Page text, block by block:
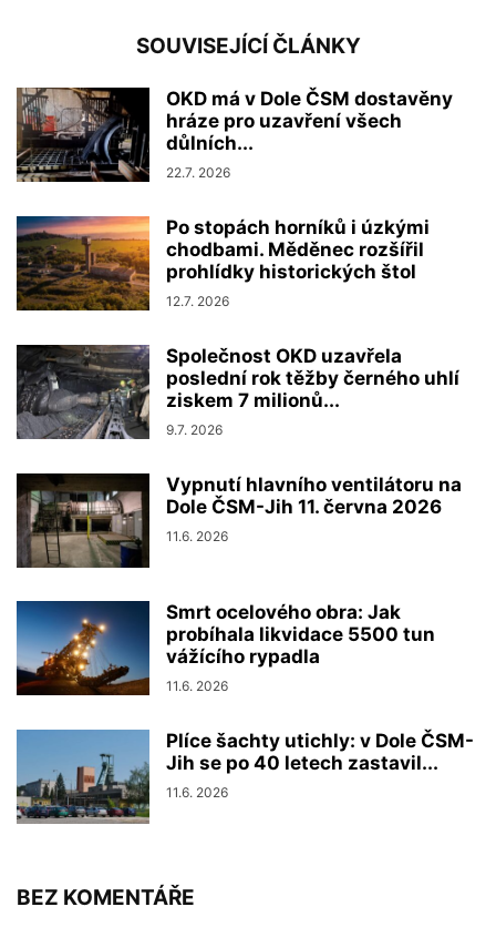
SOUVISEJÍCÍ ČLÁNKY
OKD má v Dole ČSM dostavěny
hráze pro uzavření všech
důlních...
22.7. 2026
Po stopách horníků i úzkými
chodbami. Měděnec rozšířil
prohlídky historických štol
12.7. 2026
Společnost OKD uzavřela
poslední rok těžby černého uhlí
ziskem 7 milionů...
9.7. 2026
Vypnutí hlavního ventilátoru na
Dole ČSM-Jih 11. června 2026
11.6. 2026
Smrt ocelového obra: Jak
probíhala likvidace 5500 tun
vážícího rypadla
11.6. 2026
Plíce šachty utichly: v Dole ČSM-
Jih se po 40 letech zastavil...
11.6. 2026
BEZ KOMENTÁŘE